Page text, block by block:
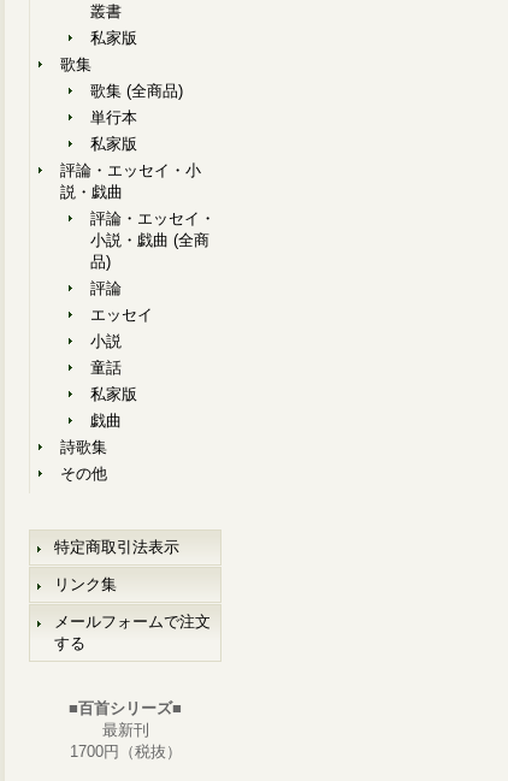
叢書
私家版
歌集
歌集 (全商品)
単行本
私家版
評論・エッセイ・小
説・戯曲
評論・エッセイ・
小説・戯曲 (全商
品)
評論
エッセイ
小説
童話
私家版
戯曲
詩歌集
その他
特定商取引法表示
リンク集
メールフォームで注文
する
■百首シリーズ■
最新刊
1700円（税抜）